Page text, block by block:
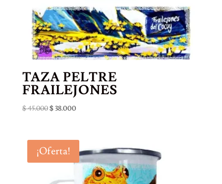
TAZA PELTRE
FRAILEJONES
$45.000El
era:
$ 45.000.
$38.000El
es:
$ 38.000.
¡Oferta!